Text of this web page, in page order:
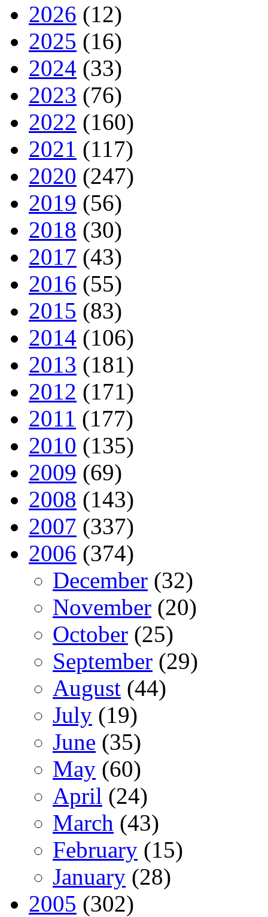
2026 (12)
2025 (16)
2024 (33)
2023 (76)
2022 (160)
2021 (117)
2020 (247)
2019 (56)
2018 (30)
2017 (43)
2016 (55)
2015 (83)
2014 (106)
2013 (181)
2012 (171)
2011 (177)
2010 (135)
2009 (69)
2008 (143)
2007 (337)
2006 (374)
December (32)
November (20)
October (25)
September (29)
August (44)
July (19)
June (35)
May (60)
April (24)
March (43)
February (15)
January (28)
2005 (302)